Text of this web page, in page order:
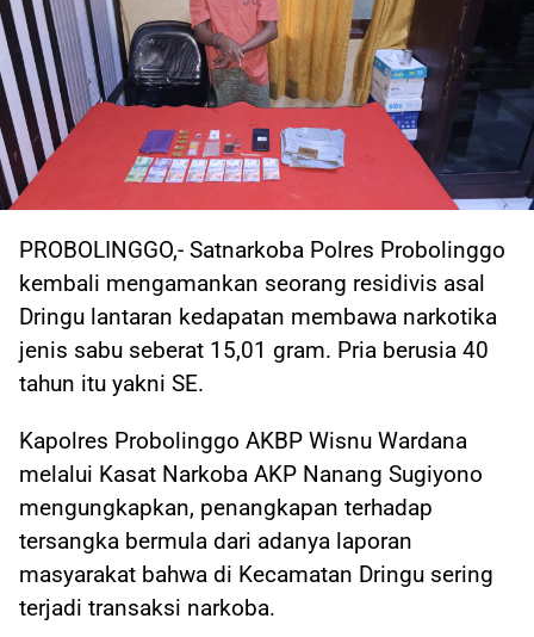
PROBOLINGGO,- Satnarkoba Polres Probolinggo
kembali mengamankan seorang residivis asal
Dringu lantaran kedapatan membawa narkotika
jenis sabu seberat 15,01 gram. Pria berusia 40
tahun itu yakni SE.
Kapolres Probolinggo AKBP Wisnu Wardana
melalui Kasat Narkoba AKP Nanang Sugiyono
mengungkapkan, penangkapan terhadap
tersangka bermula dari adanya laporan
masyarakat bahwa di Kecamatan Dringu sering
terjadi transaksi narkoba.